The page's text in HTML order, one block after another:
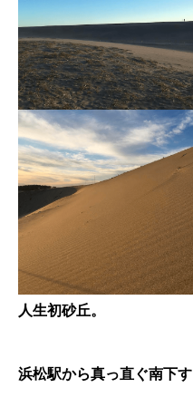
人生初砂丘。
浜松駅から真っ直ぐ南下す